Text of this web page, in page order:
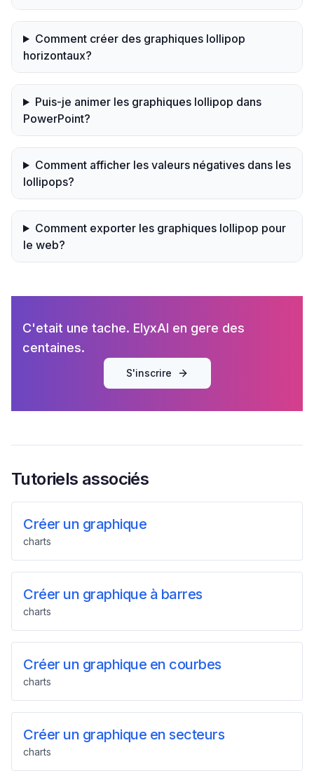
Comment créer des graphiques lollipop
horizontaux?
Puis-je animer les graphiques lollipop dans
PowerPoint?
Comment afficher les valeurs négatives dans les
lollipops?
Comment exporter les graphiques lollipop pour
le web?
C'etait une tache. ElyxAI en gere des
centaines.
S'inscrire
Tutoriels associés
Créer un graphique
charts
Créer un graphique à barres
charts
Créer un graphique en courbes
charts
Créer un graphique en secteurs
charts